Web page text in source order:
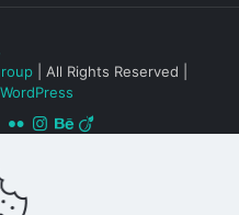
| All Rights Reserved |
WordPress